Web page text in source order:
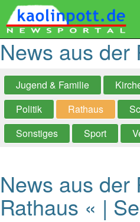
News aus der
Jugend & Familie
Politik
Rathaus
Sonstiges
Sport
News aus der
Rathaus « |